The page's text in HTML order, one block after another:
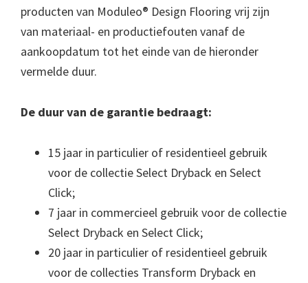
producten van Moduleo® Design Flooring vrij zijn
van materiaal- en productiefouten vanaf de
aankoopdatum tot het einde van de hieronder
vermelde duur.
De duur van de garantie bedraagt:
15 jaar in particulier of residentieel gebruik
voor de collectie Select Dryback en Select
Click;
7 jaar in commercieel gebruik voor de collectie
Select Dryback en Select Click;
20 jaar in particulier of residentieel gebruik
voor de collecties Transform Dryback en